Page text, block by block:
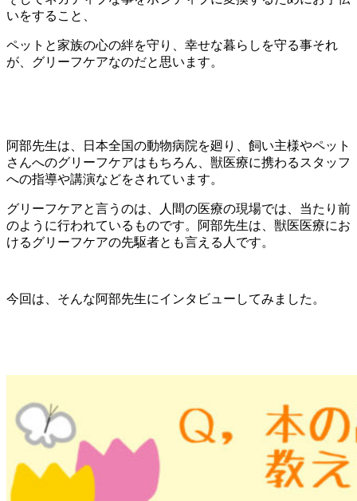
いをすること、
ペットと家族の心の絆を守り、幸せな暮らしを守る事それ
が、グリーフケアなのだと思います。
阿部先生は、日本全国の動物病院を廻り、飼い主様やペット
さんへのグリーフケアはもちろん、獣医療に携わるスタッフ
への指導や講演などをされています。
グリーフケアと言うのは、人間の医療の現場では、当たり前
のように行われているものです。
阿部先生は、獣医医療にお
けるグリーフケアの先駆者とも言える人です。
今回は、そんな阿部先生にインタビューしてみました。